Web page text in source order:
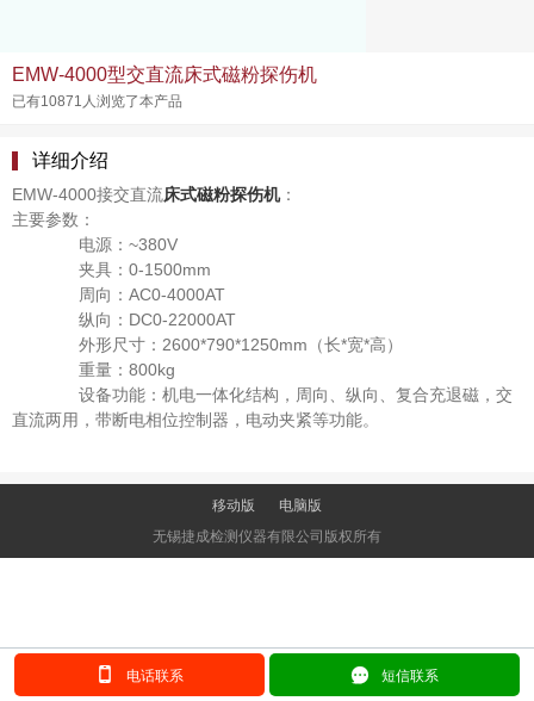
EMW-4000型交直流床式磁粉探伤机
已有10871人浏览了本产品
详细介绍
EMW-4000接交直流床式磁粉探伤机：
主要参数：
电源：~380V
夹具：0-1500mm
周向：AC0-4000AT
纵向：DC0-22000AT
外形尺寸：2600*790*1250mm（长*宽*高）
重量：800kg
设备功能：机电一体化结构，周向、纵向、复合充退磁，交
直流两用，带断电相位控制器，电动夹紧等功能。
移动版
电脑版
无锡捷成检测仪器有限公司版权所有
󰂢 电话联系 󰄲 短信联系